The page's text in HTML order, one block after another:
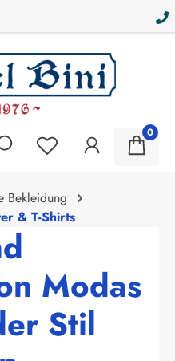
- 46 28 52
0
Bekleidung
& T-Shirts
Modas
Stil